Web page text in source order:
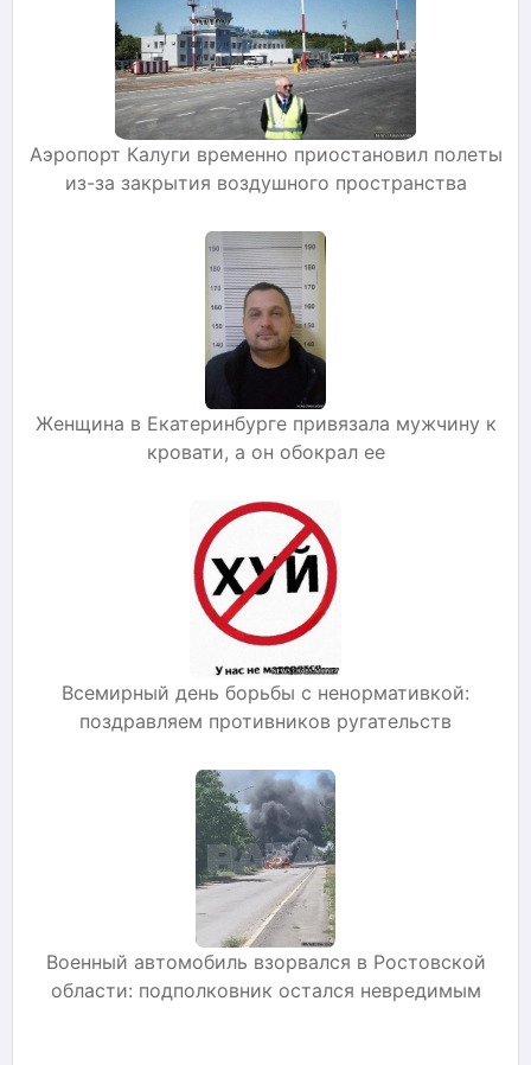
Аэропорт Калуги временно приостановил полеты
из-за закрытия воздушного пространства
Женщина в Екатеринбурге привязала мужчину к
кровати, а он обокрал ее
Всемирный день борьбы с ненормативкой:
поздравляем противников ругательств
Военный автомобиль взорвался в Ростовской
области: подполковник остался невредимым